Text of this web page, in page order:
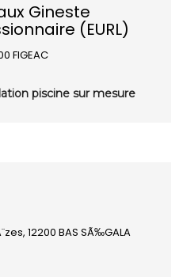
Gineste
(EURL)
FIGEAC
piscine sur mesure
12200 BAS SÃ‰GALA